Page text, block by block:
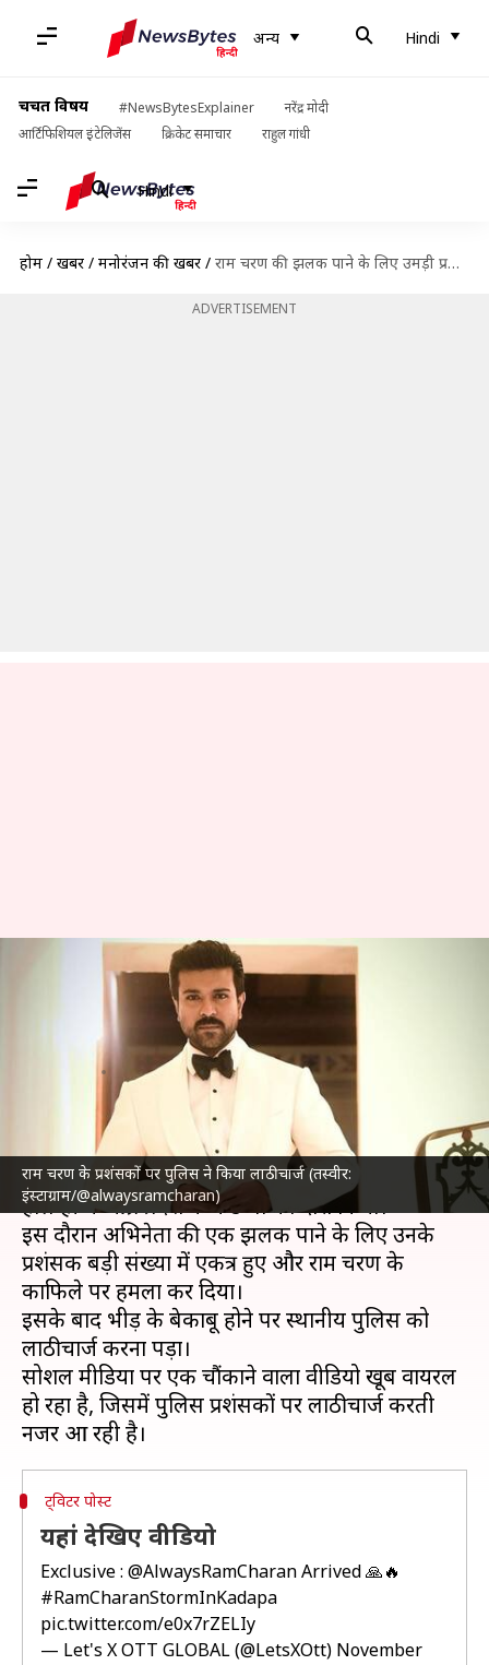
अन्य Hindi
चर्चित विषय #NewsBytesExplainer
नरेंद्र मोदी
आर्टिफिशियल इंटेलिजेंस
क्रिकेट समाचार राहुल गांधी
Hindi
होम / खबरें / मनोरंजन की खबरें / राम चरण की झलक पाने के लिए उमड़ी प्रशंसकों की भीड़, पुलिस ने किया लाठीचार्ज
ADVERTISEMENT
राम चरण के प्रशंसकों पर पुलिस ने किया लाठीचार्ज (तस्वीर:
इंस्टाग्राम/@alwaysramcharan)
राम चरण की झलक पाने के लिए
उमड़ी प्रशंसकों की भीड़, पुलिस ने
किया लाठीचार्ज
Nov 19, 2024 03:00 pm
दक्षिण भारतीय सिनेमाके जाने-माने अभिनेता राम चरण ने
हाल ही में आंध्र प्रदेश के कडप्पा का दौरा किया।
इस दौरान अभिनेता की एक झलक पाने के लिए उनके
प्रशंसक बड़ी संख्या में एकत्र हुए और राम चरण के
काफिले पर हमला कर दिया।
इसके बाद भीड़ के बेकाबू होने पर स्थानीय पुलिस को
लाठीचार्ज करना पड़ा।
सोशल मीडिया पर एक चौंकाने वाला वीडियो खूब वायरल
हो रहा है, जिसमें पुलिस प्रशंसकों पर लाठीचार्ज करती
ट्विटर पोस्ट
यहां देखिए वीडियो
Exclusive : @AlwaysRamCharanArrived 🙏🔥
#RamCharanStormInKadapa
pic.twitter.com/e0x7rZELIy
— Let's X OTT GLOBAL (@LetsXOtt) November